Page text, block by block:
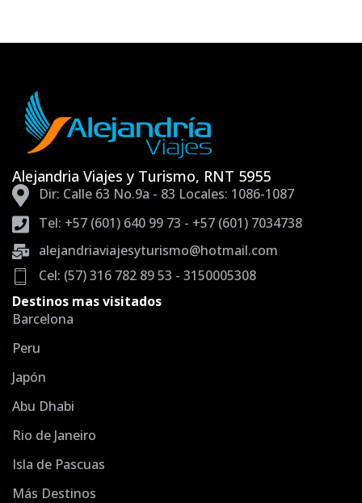
Alejandria Viajes y Turismo, RNT 5955
Dir: Calle 63 No.9a - 83 Locales: 1086-1087
Tel: +57 (601) 640 99 73 - +57 (601) 7034738
alejandriaviajesyturismo@hotmail.com
Cel: (57) 316 782 89 53 - 3150005308
Destinos mas visitados
Barcelona
Peru
Japón
Abu Dhabi
Rio de Janeiro
Isla de Pascuas
Más Destinos